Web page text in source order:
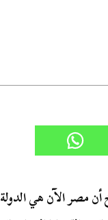
مصر الآن هي الدولة